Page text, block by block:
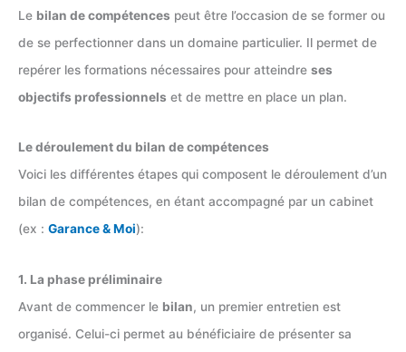
Le bilan de compétences peut être l’occasion de se former ou
de se perfectionner dans un domaine particulier. Il permet de
repérer les formations nécessaires pour atteindre ses
objectifs professionnels et de mettre en place un plan.
Le déroulement du bilan de compétences
Voici les différentes étapes qui composent le déroulement d’un
bilan de compétences, en étant accompagné par un cabinet
(ex : Garance & Moi):
1. La phase préliminaire
Avant de commencer le bilan, un premier entretien est
organisé. Celui-ci permet au bénéficiaire de présenter sa